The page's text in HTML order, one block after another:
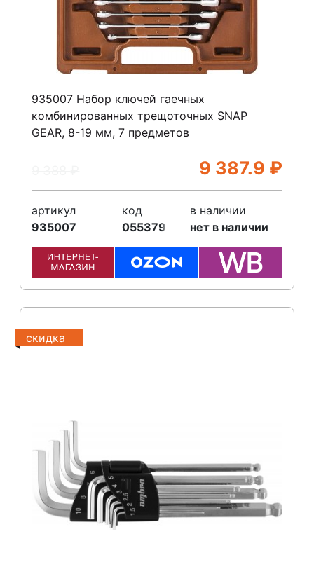
935007 Набор ключей гаечных
комбинированных трещоточных SNAP
GEAR, 8-19 мм, 7 предметов
9 387.9 ₽
артикул
935007
код
055379
в наличии
нет в наличии
скидка